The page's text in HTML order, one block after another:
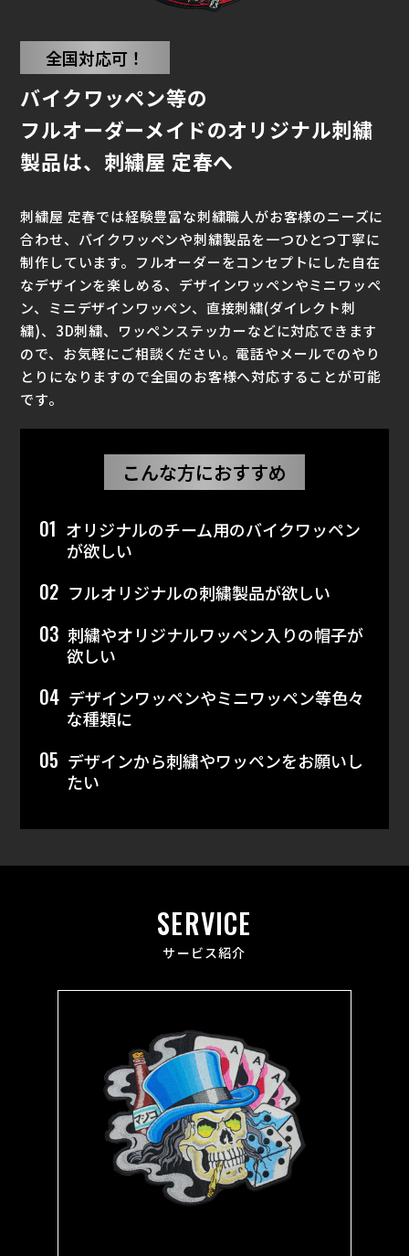
全国対応可！
バイクワッペン等の
フルオーダーメイドのオリジナル刺繍
製品は、刺繍屋 定春へ
刺繍屋 定春では経験豊富な刺繍職人がお客様のニーズに
合わせ、バイクワッペンや刺繍製品を一つひとつ丁寧に
制作しています。フルオーダーをコンセプトにした自在
なデザインを楽しめる、デザインワッペンやミニワッペ
ン、ミニデザインワッペン、直接刺繍(ダイレクト刺
繍)、3D刺繍、ワッペンステッカーなどに対応できます
ので、お気軽にご相談ください。電話やメールでのやり
とりになりますので全国のお客様へ対応することが可能
です。
こんな方におすすめ
01 オリジナルのチーム用のバイクワッペン
が欲しい
02 フルオリジナルの刺繍製品が欲しい
03 刺繍やオリジナルワッペン入りの帽子が
欲しい
04 デザインワッペンやミニワッペン等色々
な種類に
05 デザインから刺繍やワッペンをお願いし
たい
SERVICE
サービス紹介